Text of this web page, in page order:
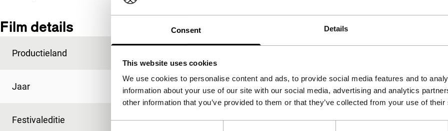
Consent Details
This website uses cookies
We use cookies to personalise content and ads, to provide social media features and to
information about your use of our site with our social media, advertising and analytics
other information that you’ve provided to them or that they’ve collected from your use of
Film details
Productieland
Jaar 2009
Festivaleditie IFFR 2010